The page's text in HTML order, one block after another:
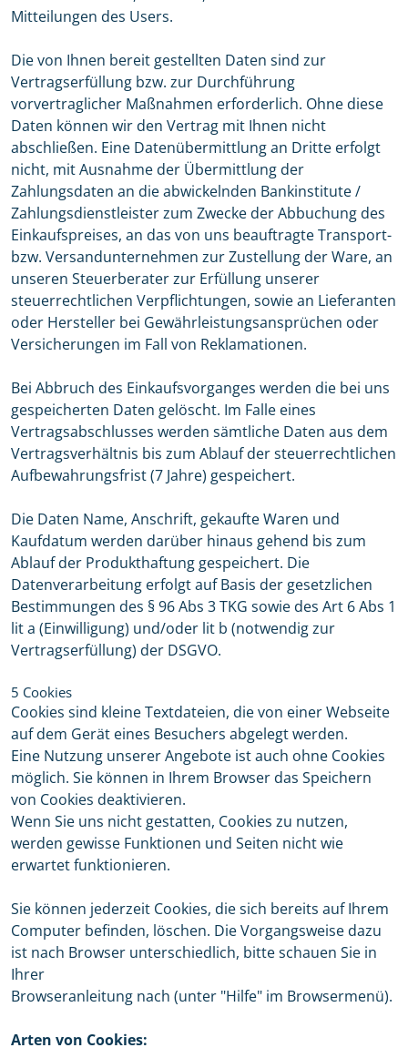
Mitteilungen des Users.
Die von Ihnen bereit gestellten Daten sind zur
Vertragserfüllung bzw. zur Durchführung
vorvertraglicher Maßnahmen erforderlich. Ohne diese
Daten können wir den Vertrag mit Ihnen nicht
abschließen. Eine Datenübermittlung an Dritte erfolgt
nicht, mit Ausnahme der Übermittlung der
Zahlungsdaten an die abwickelnden Bankinstitute /
Zahlungsdienstleister zum Zwecke der Abbuchung des
Einkaufspreises, an das von uns beauftragte Transport-
bzw. Versandunternehmen zur Zustellung der Ware, an
unseren Steuerberater zur Erfüllung unserer
steuerrechtlichen Verpflichtungen, sowie an Lieferanten
oder Hersteller bei Gewährleistungsansprüchen oder
Versicherungen im Fall von Reklamationen.
Bei Abbruch des Einkaufsvorganges werden die bei uns
gespeicherten Daten gelöscht. Im Falle eines
Vertragsabschlusses werden sämtliche Daten aus dem
Vertragsverhältnis bis zum Ablauf der steuerrechtlichen
Aufbewahrungsfrist (7 Jahre) gespeichert.
Die Daten Name, Anschrift, gekaufte Waren und
Kaufdatum werden darüber hinaus gehend bis zum
Ablauf der Produkthaftung gespeichert. Die
Datenverarbeitung erfolgt auf Basis der gesetzlichen
Bestimmungen des § 96 Abs 3 TKG sowie des Art 6 Abs 1
lit a (Einwilligung) und/oder lit b (notwendig zur
Vertragserfüllung) der DSGVO.
5 Cookies
Cookies sind kleine Textdateien, die von einer Webseite
auf dem Gerät eines Besuchers abgelegt werden.
Eine Nutzung unserer Angebote ist auch ohne Cookies
möglich. Sie können in Ihrem Browser das Speichern
von Cookies deaktivieren.
Wenn Sie uns nicht gestatten, Cookies zu nutzen,
werden gewisse Funktionen und Seiten nicht wie
erwartet funktionieren.
Sie können jederzeit Cookies, die sich bereits auf Ihrem
Computer befinden, löschen. Die Vorgangsweise dazu
ist nach Browser unterschiedlich, bitte schauen Sie in
Ihrer
Browseranleitung nach (unter "Hilfe" im Browsermenü).
Arten von Cookies: